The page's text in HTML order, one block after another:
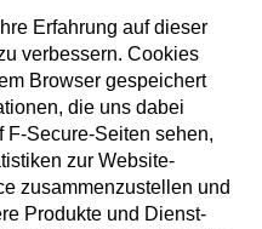
Erfahrung auf dieser
verbessern. Cookies
Browser gespeichert
die uns dabei
Seiten sehen,
zur Web­site-
zusammen­zustellen und
Produkte und Dienst­